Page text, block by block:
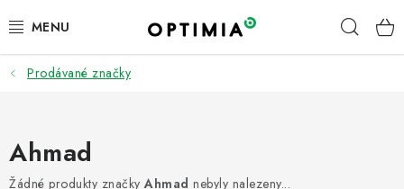
na
ÚKLID | DROGERIE | HYGIENA
Prodávané značky
Ahmad
Žádné produkty značkyAhmad nebyly nalezeny...